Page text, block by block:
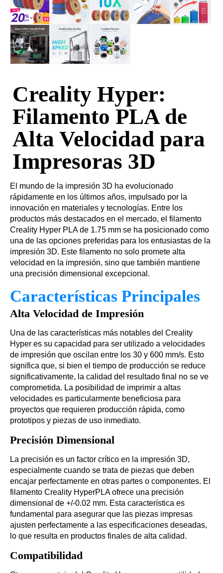
Creality Hyper:
Filamento PLA de
Alta Velocidad para
Impresoras 3D
El mundo de la impresión 3D ha evolucionado
rápidamente en los últimos años, impulsado por la
innovación en materiales y tecnologías. Entre los
productos más destacados en el mercado, el filamento
Creality Hyper PLA de 1.75 mm se ha posicionado como
una de las opciones preferidas para los entusiastas de la
impresión 3D. Este filamento no solo promete alta
velocidad en la impresión, sino que también mantiene
una precisión dimensional excepcional.
Características Principales
Alta Velocidad de Impresión
Una de las características más notables del Creality
Hyper es su capacidad para ser utilizado a velocidades
de impresión que oscilan entre los 30 y 600 mm/s. Esto
significa que, si bien el tiempo de producción se reduce
significativamente, la calidad del resultado final no se ve
comprometida. La posibilidad de imprimir a altas
velocidades es particularmente beneficiosa para
proyectos que requieren producción rápida, como
prototipos y piezas de uso inmediato.
Precisión Dimensional
La precisión es un factor crítico en la impresión 3D,
especialmente cuando se trata de piezas que deben
encajar perfectamente en otras partes o componentes. El
filamento Creality HyperPLA ofrece una precisión
dimensional de +/-0.02 mm. Esta característica es
fundamental para asegurar que las piezas impresas
ajusten perfectamente a las especificaciones deseadas,
lo que resulta en productos finales de alta calidad.
Compatibilidad